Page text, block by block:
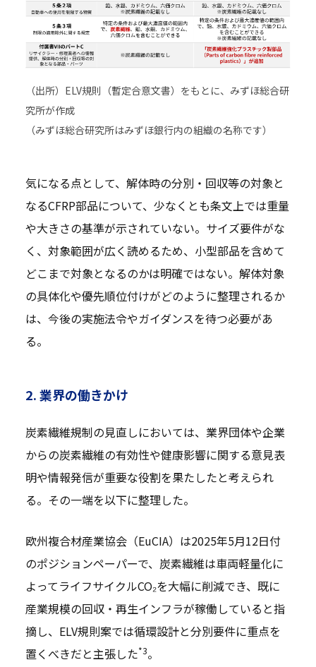
（出所）ELV規則（暫定合意文書）をもとに、みずほ総合研
究所が作成
（みずほ総合研究所はみずほ銀行内の組織の名称です）
気になる点として、解体時の分別・回収等の対象と
なるCFRP部品について、少なくとも条文上では重量
や大きさの基準が示されていない。サイズ要件がな
く、対象範囲が広く読めるため、小型部品を含めて
どこまで対象となるのかは明確ではない。解体対象
の具体化や優先順位付けがどのように整理されるか
は、今後の実施法令やガイダンスを待つ必要があ
る。
2. 業界の働きかけ
炭素繊維規制の見直しにおいては、業界団体や企業
からの炭素繊維の有効性や健康影響に関する意見表
明や情報発信が重要な役割を果たしたと考えられ
る。その一端を以下に整理した。
欧州複合材産業協会（EuCIA）は2025年5月12日付
のポジションペーパーで、炭素繊維は車両軽量化に
よってライフサイクルCO₂を大幅に削減でき、既に
産業規模の回収・再生インフラが稼働していると指
摘し、ELV規則案では循環設計と分別要件に重点を
置くべきだと主張した*3。